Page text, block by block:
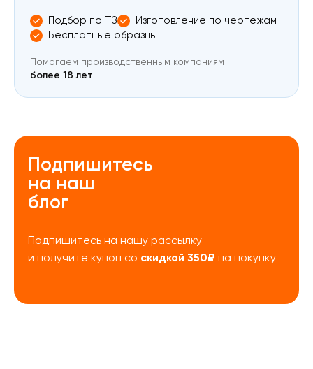
Подбор по ТЗ
Изготовление по чертежам
Бесплатные образцы
Помогаем производственным компаниям
более 18 лет
Подпишитесь
на наш
блог
Подпишитесь на нашу рассылку
и получите купон со скидкой 350₽ на покупку